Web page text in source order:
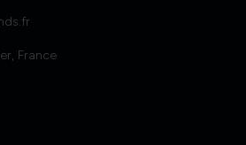
France